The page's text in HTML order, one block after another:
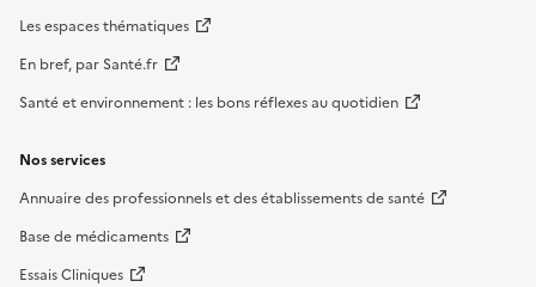
Les espaces thématiques
En bref, par Santé.fr
Santé et environnement : les bons réflexes au quotidien
Nos services
Annuaire des professionnels et des établissements de santé
Base de médicaments
Essais Cliniques